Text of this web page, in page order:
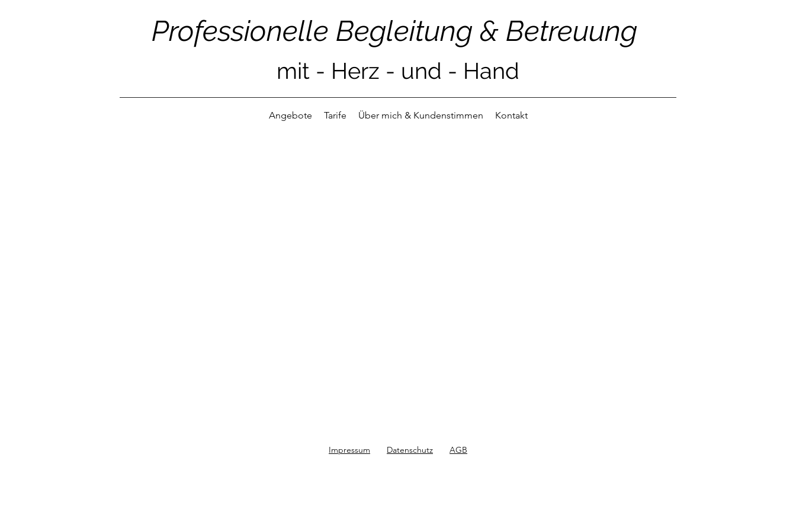
Professionelle Begleitung & Betreuung
mit - Herz - und - Hand
Angebote Tarife Über mich & Kundenstimmen Kontakt
Impressum Datenschutz AGB